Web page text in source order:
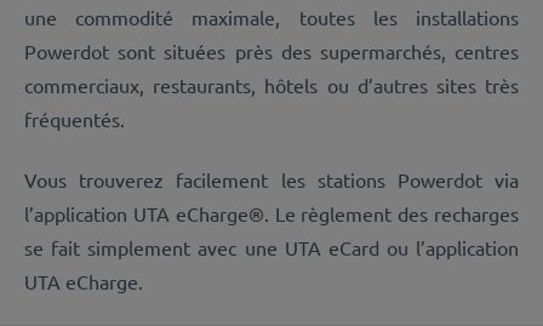
une commodité maximale, toutes les installations
Powerdot sont situées près des supermarchés, centres
commerciaux, restaurants, hôtels ou d’autres sites très
fréquentés.
Vous trouverez facilement les stations Powerdot via
l’application UTA eCharge®. Le règlement des recharges
se fait simplement avec une UTA eCard ou l’application
UTA eCharge.